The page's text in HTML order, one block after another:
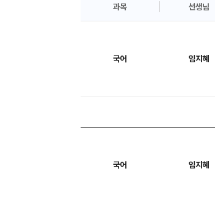
과목 선생님
국어 임지혜
국어 임지혜